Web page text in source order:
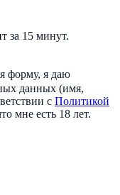
за 15 минут.
форму, я даю
данных (имя,
с Политикой
мне есть 18 лет.